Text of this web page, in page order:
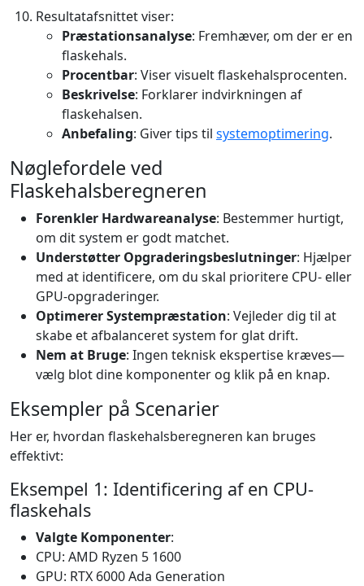
Resultatafsnittet viser:
Præstationsanalyse: Fremhæver, om der er en
flaskehals.
Procentbar: Viser visuelt flaskehalsprocenten.
Beskrivelse: Forklarer indvirkningen af
flaskehalsen.
Anbefaling: Giver tips til systemoptimering.
Nøglefordele ved
Flaskehalsberegneren
Forenkler Hardwareanalyse: Bestemmer hurtigt,
om dit system er godt matchet.
Understøtter Opgraderingsbeslutninger: Hjælper
med at identificere, om du skal prioritere CPU- eller
GPU-opgraderinger.
Optimerer Systempræstation: Vejleder dig til at
skabe et afbalanceret system for glat drift.
Nem at Bruge: Ingen teknisk ekspertise kræves—
vælg blot dine komponenter og klik på en knap.
Eksempler på Scenarier
Her er, hvordan flaskehalsberegneren kan bruges
effektivt:
Eksempel 1: Identificering af en CPU-
flaskehals
Valgte Komponenter:
CPU: AMD Ryzen 5 1600
GPU: RTX 6000 Ada Generation